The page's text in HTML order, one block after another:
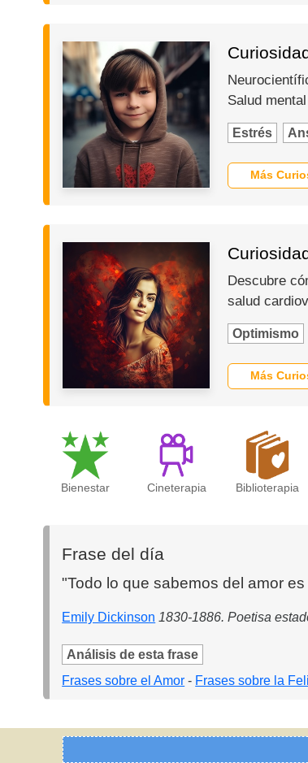
Salud
Estrés
Más
Descubre
salud
Optimismo
Más
Bienestar Cineterapia Biblioterapia
Frase del día
"Todo lo que sabemos del amor
Emily Dickinson 1830-1886. Poetisa
Análisis de esta frase
Frases sobre el Amor - Frases sobre la